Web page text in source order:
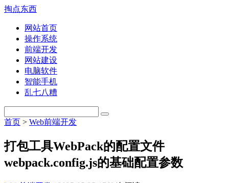
掏点东西
网站首页
操作系统
前端开发
网站建设
电脑软件
智能手机
乱七八糟
首页 > Web前端开发
打包工具WebPack的配置文件
webpack.config.js的基础配置参数